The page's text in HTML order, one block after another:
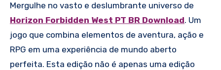
Mergulhe no vasto e deslumbrante universo de
Horizon Forbidden West PT BR Download. Um
jogo que combina elementos de aventura, ação e
RPG em uma experiência de mundo aberto
perfeita. Esta edição não é apenas uma edição